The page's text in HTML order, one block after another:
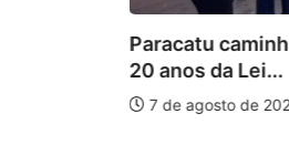
Paracatu
20 anos da Lei...
7 de agosto de